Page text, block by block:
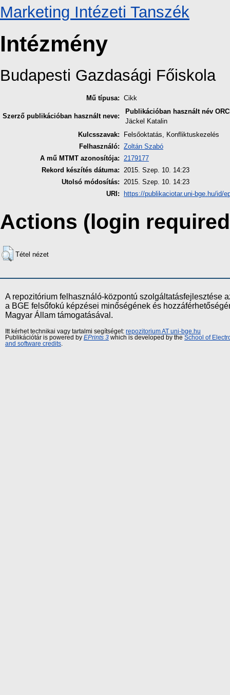
Marketing Intézeti Tanszék
Intézmény
Budapesti Gazdasági Főiskola
Mű típusa: Cikk
Szerző publikációban használt neve:
Publikációban használt név
Jäckel Katalin
Kulcsszavak:
Felsőoktatás, Konfliktuskezelés
Felhasználó: Zoltán Szabó
A mű MTMT azonosítója: 2179177
Rekord készítés dátuma: 2015. Szep. 10. 14:23
Utolsó módosítás: 2015. Szep. 10. 14:23
URI:
https://publikaciotar.uni-bge.hu/id/
Actions (login
Tétel nézet
A repozitórium felhasználó-központú szolgáltatásfejlesztése
a BGE felsőfokú képzései minőségének és
Magyar Állam támogatásával.
Itt kérhet technikai vagy tartalmi segítséget: repozitorium AT uni-bge.hu
Publikációtár is powered by EPrints 3 which is developed by the School of
and software credits